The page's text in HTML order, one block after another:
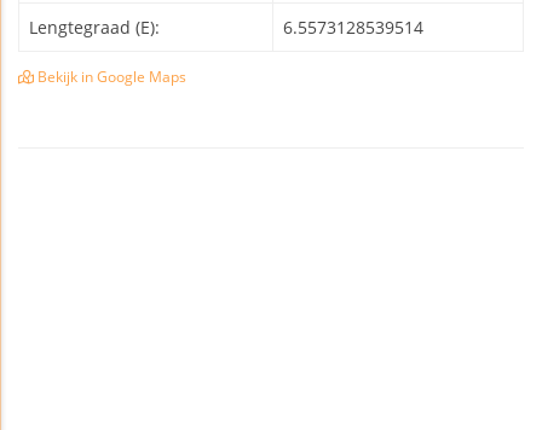
Lengtegraad (E): 6.5573128539514
Bekijk in Google Maps